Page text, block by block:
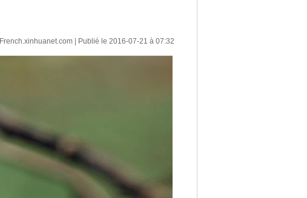
French.xinhuanet.com| Publié le 2016-07-21 à 07:32